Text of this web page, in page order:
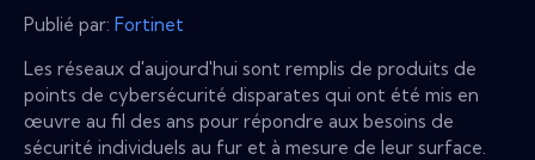
Publié par: Fortinet
Les réseaux d'aujourd'hui sont remplis de produits de
points de cybersécurité disparates qui ont été mis en
œuvre au fil des ans pour répondre aux besoins de
sécurité individuels au fur et à mesure de leur surface.